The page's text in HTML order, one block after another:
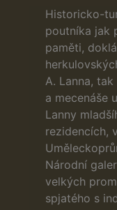
Historicko-
poutníka jak
paměti,
A. Lanna,
a mecenáše
Lanny
rezidencích,
Národní
velkých
spjatého s